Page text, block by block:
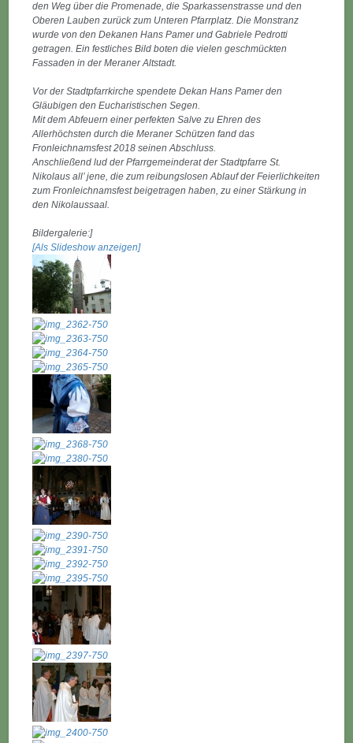
den Weg über die Promenade, die Sparkassenstrasse und den
Oberen Lauben zurück zum Unteren Pfarrplatz. Die Monstranz
wurde von den Dekanen Hans Pamer und Gabriele Pedrotti
getragen. Ein festliches Bild boten die vielen geschmückten
Fassaden in der Meraner Altstadt.
Vor der Stadtpfarrkirche spendete Dekan Hans Pamer den
Gläubigen den Eucharistischen Segen.
Mit dem Abfeuern einer perfekten Salve zu Ehren des
Allerhöchsten durch die Meraner Schützen fand das
Fronleichnamsfest 2018 seinen Abschluss.
Anschließend lud der Pfarrgemeinderat der Stadtpfarre St.
Nikolaus all’ jene, die zum reibungslosen Ablauf der Feierlichkeiten
zum Fronleichnamsfest beigetragen haben, zu einer Stärkung in
den Nikolaussaal.
Bildergalerie:]
[Als Slideshow anzeigen]